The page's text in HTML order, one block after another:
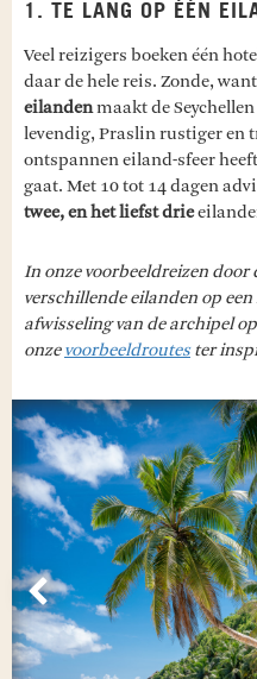
1. TE LANG OP ÉÉN
Veel reizigers boeken één
daar de hele reis. Zonde,
eilandenmaakt de
levendig, Praslin rustiger en
ontspannen eiland-sfeer
gaat. Met 10 tot 14 dagen
twee, en het liefst drie
In onze voorbeeldreizen door
verschillende eilanden op
afwisseling van de archipel
onzevoorbeeldroutester
Vorige